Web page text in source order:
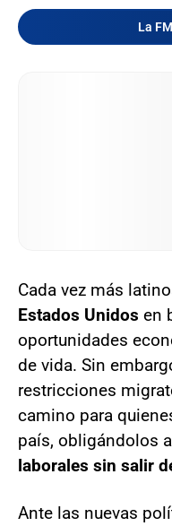
La
Cada vez más
Estados Unidos en
oportunidades
de vida. Sin
restricciones
camino para
país, obligándolos
laborales sin salir
Ante las nuevas